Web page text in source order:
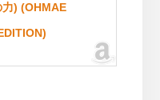
力) (OHMAE